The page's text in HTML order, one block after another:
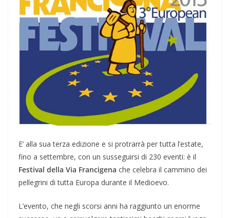
E’ alla sua terza edizione e si protrarrà per tutta l’estate,
fino a settembre, con un susseguirsi di 230 eventi: è il
Festival della Via Francigena che celebra il cammino dei
pellegrini di tutta Europa durante il Medioevo.
L’evento, che negli scorsi anni ha raggiunto un enorme